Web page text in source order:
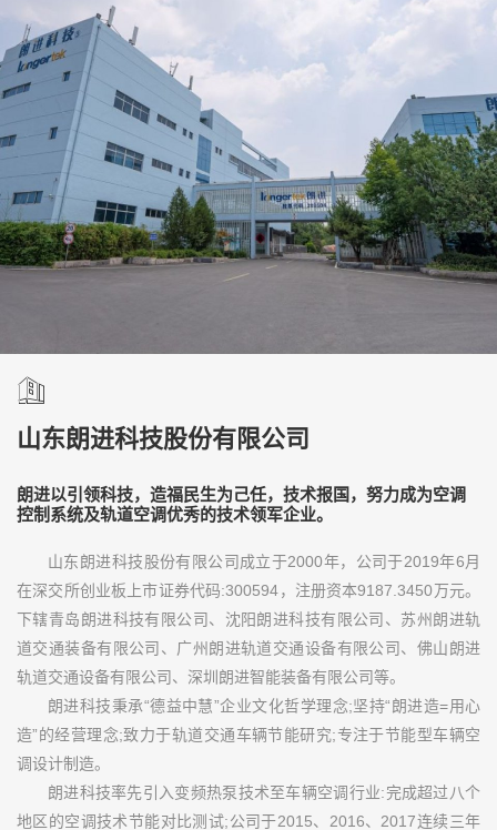
山东朗进科技股份有限公司
朗进以引领科技，造福民生为己任，技术报国，努力成为空调
控制系统及轨道空调优秀的技术领军企业。
山东朗进科技股份有限公司成立于2000年，公司于2019年6月
在深交所创业板上市证券代码:300594，注册资本9187.3450万元。
下辖青岛朗进科技有限公司、沈阳朗进科技有限公司、苏州朗进轨
道交通装备有限公司、广州朗进轨道交通设备有限公司、佛山朗进
轨道交通设备有限公司、深圳朗进智能装备有限公司等。
朗进科技秉承“德益中慧”企业文化哲学理念;坚持“朗进造=用心
造”的经营理念;致力于轨道交通车辆节能研究;专注于节能型车辆空
调设计制造。
朗进科技率先引入变频热泵技术至车辆空调行业:完成超过八个
地区的空调技术节能对比测试;公司于2015、2016、2017连续三年